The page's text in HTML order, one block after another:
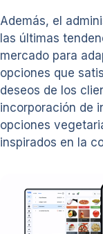
Además, el
las últimas
mercado para
opciones que
deseos de los
incorporación de
opciones
inspirados en la